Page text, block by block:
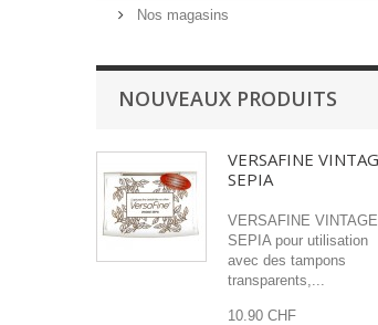
Nos magasins
NOUVEAUX PRODUITS
VERSAFINE
SEPIA
VERSAFINE VINTAGE
SEPIA pour utilisation
avec des tampons
transparents,...
10.90 CHF